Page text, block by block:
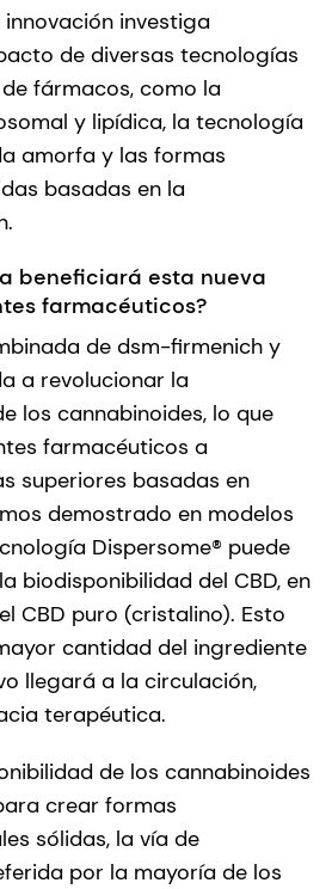
investiga
de diversas tecnologías
fármacos, como la
y lipídica, la tecnología
amorfa y las formas
basadas en la
beneficiará esta nueva
farmacéuticos?
de dsm-firmenich y
a revolucionar la
los cannabinoides, lo que
farmacéuticos a
superiores basadas en
demostrado en modelos
Dispersome® puede
biodisponibilidad del CBD, en
CBD puro (cristalino). Esto
cantidad del ingrediente
llegará a la circulación,
terapéutica.
de los cannabinoides
crear formas
sólidas, la vía de
por la mayoría de los